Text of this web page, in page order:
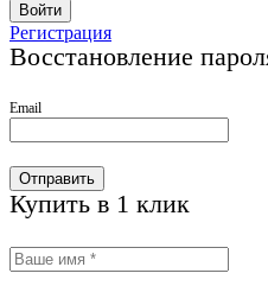
Войти
Регистрация
Восстановление
Email
Отправить
Купить в 1 клик